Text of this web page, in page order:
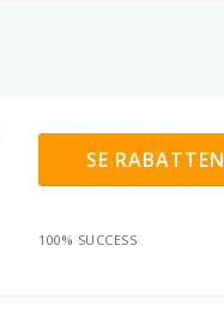
SE RABATTEN
100% SUCCESS